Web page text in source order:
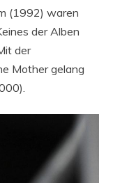
(1992) waren
der Alben
der
Mother gelang